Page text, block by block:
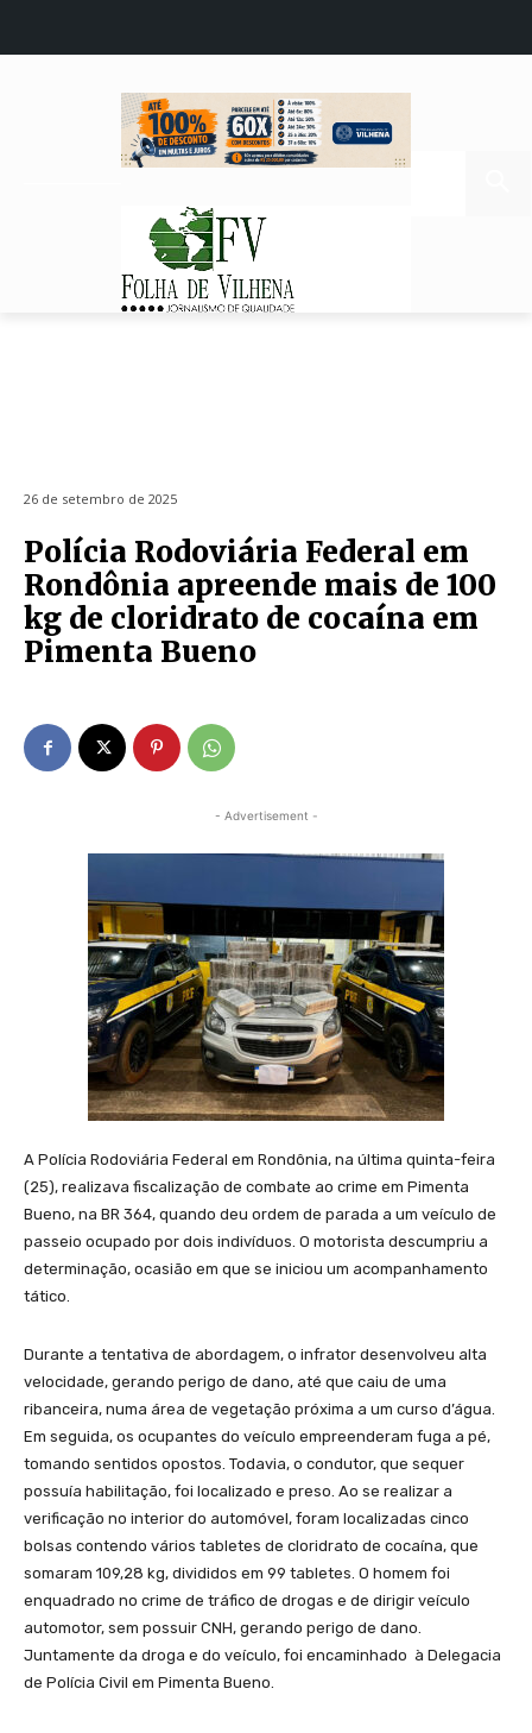
26 de setembro de 2025
Polícia Rodoviária Federal em
Rondônia apreende mais de 100
kg de cloridrato de cocaína em
Pimenta Bueno
- Advertisement -
A Polícia Rodoviária Federal em Rondônia, na última quinta-feira
(25), realizava fiscalização de combate ao crime em Pimenta
Bueno, na BR 364, quando deu ordem de parada a um veículo de
passeio ocupado por dois indivíduos. O motorista descumpriu a
determinação, ocasião em que se iniciou um acompanhamento
tático.
Durante a tentativa de abordagem, o infrator desenvolveu alta
velocidade, gerando perigo de dano, até que caiu de uma
ribanceira, numa área de vegetação próxima a um curso d’água.
Em seguida, os ocupantes do veículo empreenderam fuga a pé,
tomando sentidos opostos. Todavia, o condutor, que sequer
possuía habilitação, foi localizado e preso. Ao se realizar a
verificação no interior do automóvel, foram localizadas cinco
bolsas contendo vários tabletes de cloridrato de cocaína, que
somaram 109,28 kg, divididos em 99 tabletes. O homem foi
enquadrado no crime de tráfico de drogas e de dirigir veículo
automotor, sem possuir CNH, gerando perigo de dano.
Juntamente da droga e do veículo, foi encaminhado à Delegacia
de Polícia Civil em Pimenta Bueno.